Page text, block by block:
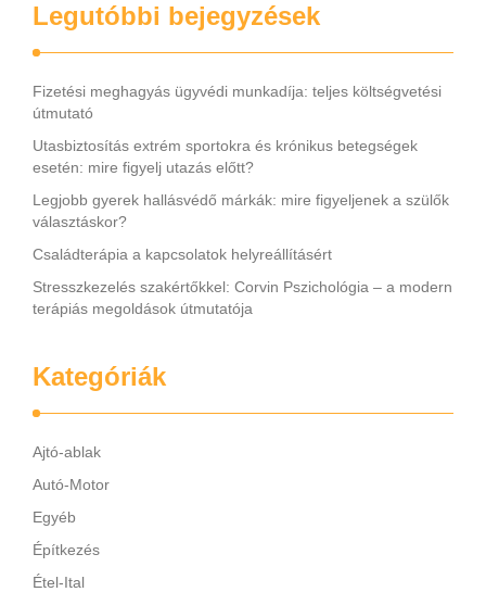
Legutóbbi bejegyzések
Fizetési meghagyás ügyvédi munkadíja: teljes költségvetési
útmutató
Utasbiztosítás extrém sportokra és krónikus betegségek
esetén: mire figyelj utazás előtt?
Legjobb gyerek hallásvédő márkák: mire figyeljenek a szülők
választáskor?
Családterápia a kapcsolatok helyreállításért
Stresszkezelés szakértőkkel: Corvin Pszichológia – a modern
terápiás megoldások útmutatója
Kategóriák
Ajtó-ablak
Autó-Motor
Egyéb
Építkezés
Étel-Ital